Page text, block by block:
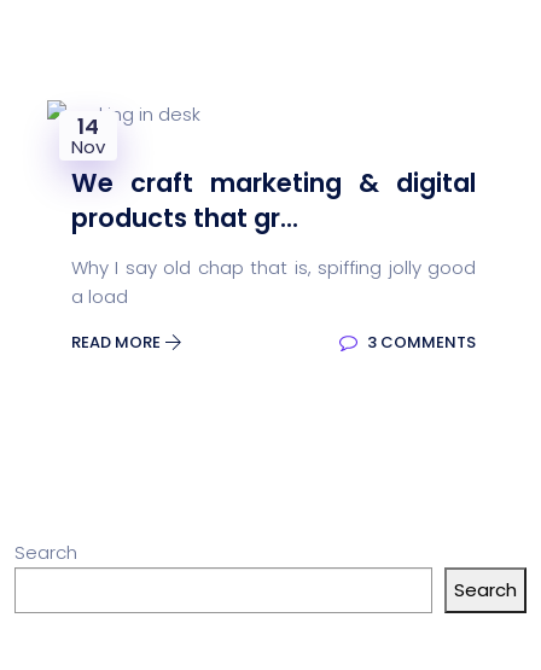
14
Nov
We craft marketing & digital
products that gr...
Why I say old chap that is, spiffing jolly good
a load
READ MORE 3 COMMENTS
Search
Search